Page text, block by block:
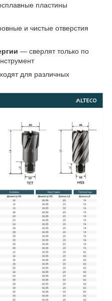
пластины
и чистые отверстия
— сверлят только по
для различных